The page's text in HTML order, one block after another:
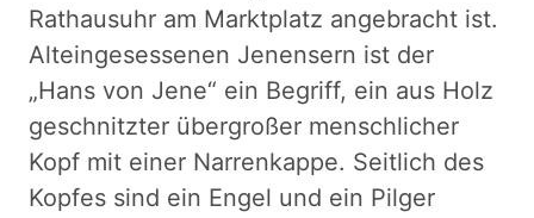
Rathausuhr am Marktplatz angebracht ist.
Alteingesessenen Jenensern ist der
„Hans von Jene“ ein Begriff, ein aus Holz
geschnitzter übergroßer menschlicher
Kopf mit einer Narrenkappe. Seitlich des
Kopfes sind ein Engel und ein Pilger